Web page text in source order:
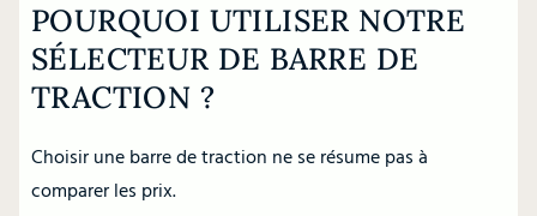
POURQUOI UTILISER NOTRE
SÉLECTEUR DE BARRE DE
TRACTION ?
Choisir une barre de traction ne se résume pas à
comparer les prix.